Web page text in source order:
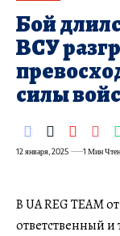
Бой
ВСУ
силы
12 января, 2025 1 Мин
В UA REG TEAM
ответственный